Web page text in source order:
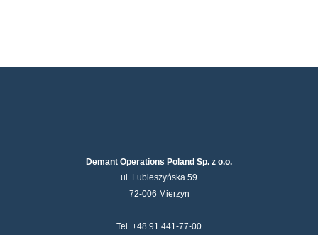
Demant Operations Poland Sp. z o.o.
ul. Lubieszyńska 59
72-006 Mierzyn
Tel. +48 91 441-77-00